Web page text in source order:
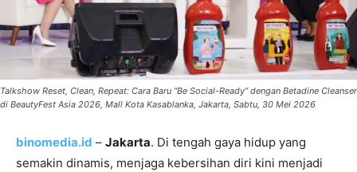
Talkshow Reset, Clean, Repeat: Cara Baru “Be Social-Ready” dengan Betadine Cleanser
di BeautyFest Asia 2026, Mall Kota Kasablanka, Jakarta, Sabtu, 30 Mei 2026
binomedia.id – Jakarta. Di tengah gaya hidup yang
semakin dinamis, menjaga kebersihan diri kini menjadi